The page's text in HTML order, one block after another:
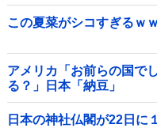
この夏菜がシコすぎるｗ
アメリカ「お前らの国で
る？」日本「納豆」
日本の神社仏閣が22日に